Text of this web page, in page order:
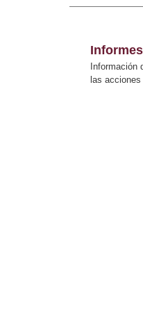
Información
las